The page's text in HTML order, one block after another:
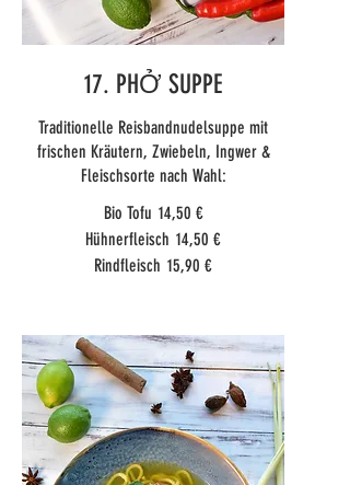
17. PHỞ SUPPE
Traditionelle Reisbandnudelsuppe mit
frischen Kräutern, Zwiebeln, Ingwer &
Fleischsorte nach Wahl:
Bio Tofu 14,50 €
Hühnerfleisch 14,50 €
Rindfleisch 15,90 €